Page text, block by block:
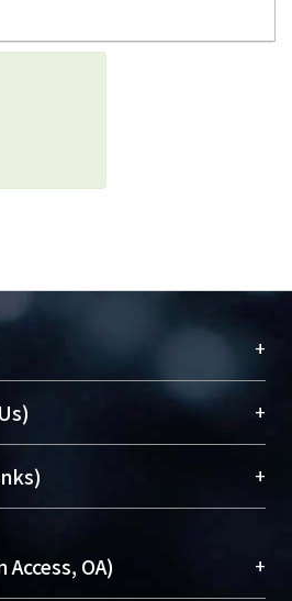
+
之列，為永久珍藏及向國際
果及學術能量，圖書館整合
學術庫（AH）不同功能平
NTU scholars。期能整合研
+
(Medical Library)
+
OA) +